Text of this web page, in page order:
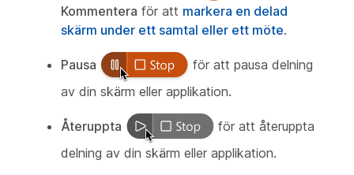
Kommentera för att markera en delad
skärm under ett samtal eller ett möte.
Pausa
för att pausa delning
av din skärm eller applikation.
Återuppta
för att återuppta
delning av din skärm eller applikation.